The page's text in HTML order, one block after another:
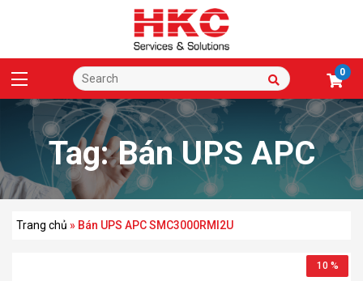
0
Tag:Bán UPS APC
SMC3000RMI2U
Trang chủ » Bán UPS APC SMC3000RMI2U
10 %